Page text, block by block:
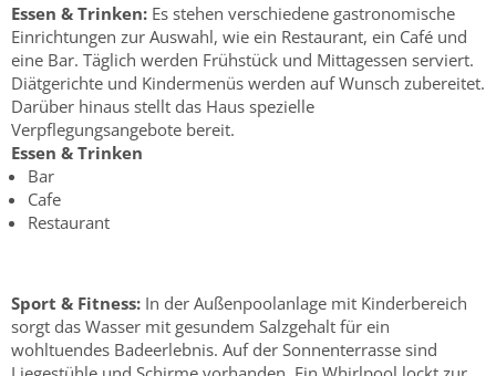
Essen & Trinken: Es stehen verschiedene gastronomische
Einrichtungen zur Auswahl, wie ein Restaurant, ein Café und
eine Bar. Täglich werden Frühstück und Mittagessen serviert.
Diätgerichte und Kindermenüs werden auf Wunsch zubereitet.
Darüber hinaus stellt das Haus spezielle
Verpflegungsangebote bereit.
Essen & Trinken
Bar
Cafe
Restaurant
Sport & Fitness: In der Außenpoolanlage mit Kinderbereich
sorgt das Wasser mit gesundem Salzgehalt für ein
wohltuendes Badeerlebnis. Auf der Sonnenterrasse sind